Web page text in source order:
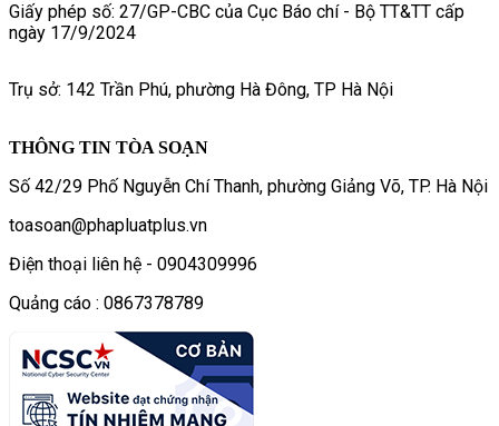
Giấy phép số: 27/GP-CBC của Cục Báo chí - Bộ TT&TT cấp
ngày 17/9/2024
Trụ sở: 142 Trần Phú, phường Hà Đông, TP Hà Nội
THÔNG TIN TÒA SOẠN
Số 42/29 Phố Nguyễn Chí Thanh, phường Giảng Võ, TP. Hà Nội
toasoan@phapluatplus.vn
Điện thoại liên hệ - 0904309996
Quảng cáo : 0867378789